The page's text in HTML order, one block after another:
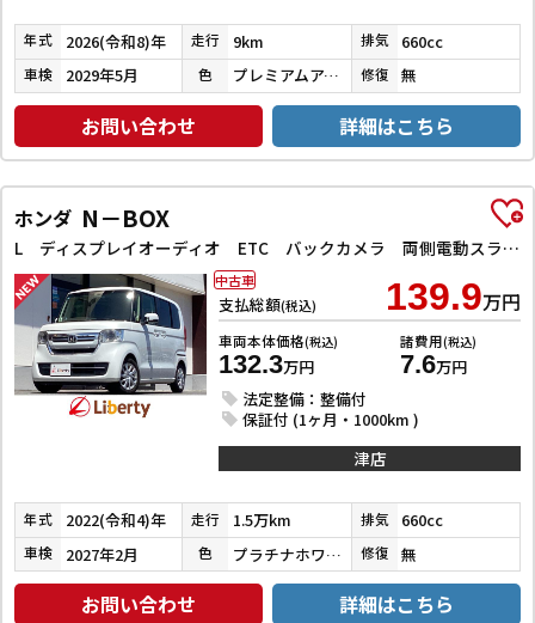
年式 2026(令和8)年 走行 9km 排気 660cc
車検 2029年5月 色 プレミアムアイボリーパールⅡ 修復 無
お問い合わせ 詳細はこちら
ホンダ N－BOX
L ディスプレイオーディオ ETC バックカメラ 両側電動スライドドア クリアランスソナー クルーズコントロール レーンアシスト 衝突被害軽減システム オートライト スマートキー アイドリングストップ
支払総額(税込) 139.9万円
車両本体価格(税込)
132.3万円
諸費用(税込)
7.6万円
法定整備：整備付
保証付 (1ヶ月・1000km )
中古車
津店
年式 2022(令和4)年 走行 1.5万km 排気 660cc
車検 2027年2月 色 プラチナホワイトパール 修復 無
お問い合わせ 詳細はこちら